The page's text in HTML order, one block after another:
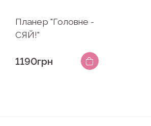
Планер "Головне -
СЯЙ!"
1190грн